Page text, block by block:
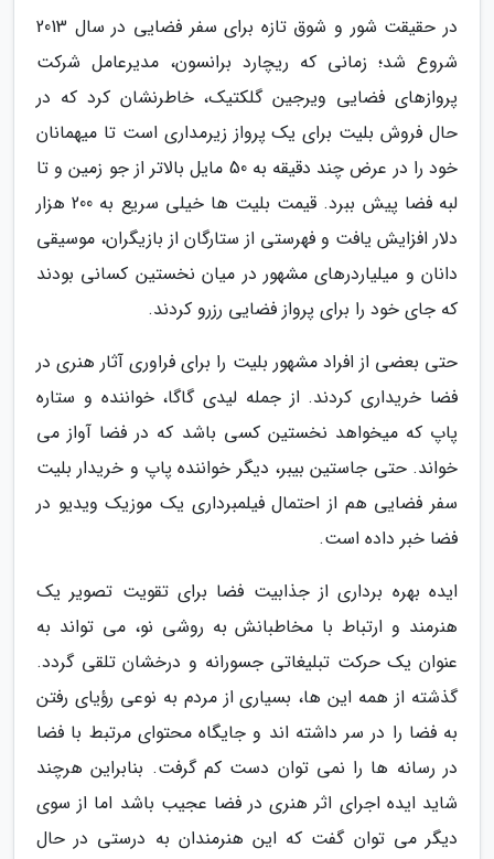
در حقیقت شور و شوق تازه برای سفر فضایی در سال 2013
شروع شد؛ زمانی که ریچارد برانسون، مدیرعامل شرکت
پروازهای فضایی ویرجین گلکتیک، خاطرنشان کرد که در
حال فروش بلیت برای یک پرواز زیرمداری است تا میهمانان
خود را در عرض چند دقیقه به 50 مایل بالاتر از جو زمین و تا
لبه فضا پیش ببرد. قیمت بلیت ها خیلی سریع به 200 هزار
دلار افزایش یافت و فهرستی از ستارگان از بازیگران، موسیقی
دانان و میلیاردرهای مشهور در میان نخستین کسانی بودند
که جای خود را برای پرواز فضایی رزرو کردند.
حتی بعضی از افراد مشهور بلیت را برای فراوری آثار هنری در
فضا خریداری کردند. از جمله لیدی گاگا، خواننده و ستاره
پاپ که میخواهد نخستین کسی باشد که در فضا آواز می
خواند. حتی جاستین بیبر، دیگر خواننده پاپ و خریدار بلیت
سفر فضایی هم از احتمال فیلمبرداری یک موزیک ویدیو در
فضا خبر داده است.
ایده بهره برداری از جذابیت فضا برای تقویت تصویر یک
هنرمند و ارتباط با مخاطبانش به روشی نو، می تواند به
عنوان یک حرکت تبلیغاتی جسورانه و درخشان تلقی گردد.
گذشته از همه این ها، بسیاری از مردم به نوعی رؤیای رفتن
به فضا را در سر داشته اند و جایگاه محتوای مرتبط با فضا
در رسانه ها را نمی توان دست کم گرفت. بنابراین هرچند
شاید ایده اجرای اثر هنری در فضا عجیب باشد اما از سوی
دیگر می توان گفت که این هنرمندان به درستی در حال